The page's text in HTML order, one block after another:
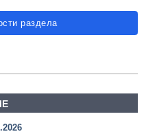
раздела